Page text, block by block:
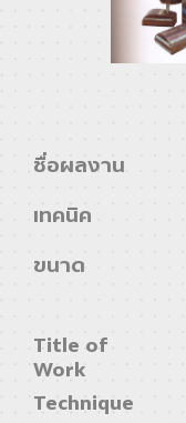
ชื่อผลงาน
เทคนิค
ขนาด
Title of
Work
Technique